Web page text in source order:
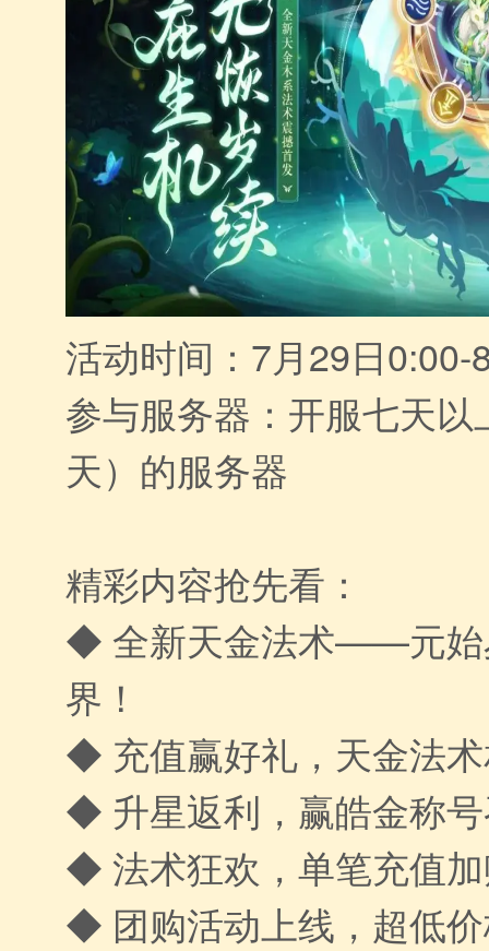
活动时间：7月29日0:00-
参与服务器：开服七天
天）的服务器
精彩内容抢先看：
◆ 全新天金法术——元始
界！
◆ 充值赢好礼，天金法
◆ 升星返利，赢皓金称
◆ 法术狂欢，单笔充值
◆ 团购活动上线，超低